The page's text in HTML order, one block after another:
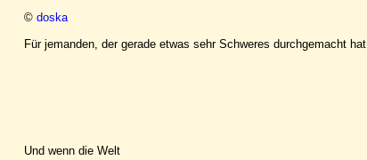
© doska
Für jemanden, der gerade etwas sehr Schweres durchgemacht hat.
Und wenn die Welt